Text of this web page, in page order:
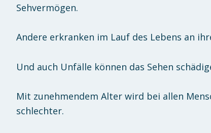
Sehvermögen.
Andere erkranken im Lauf des Lebens an
Und auch Unfälle können das Sehen
Mit zunehmendem Alter wird bei allen
schlechter.